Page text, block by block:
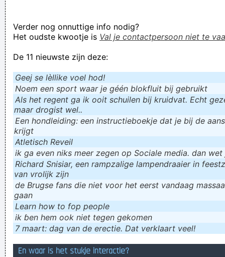
Verknoei je tijd op een nuttige manier!
Verder nog onnuttige info nodig?
Het oudste kwootje is Val je contactpersoon niet te
De 11 nieuwste zijn deze:
Geej se lèllike voel hod!
Noem een sport waar je géén blokfluit bij gebruikt
Als het regent ga ik ooit schuilen bij kruidvat. Echt
maar drogist wel..
Een hondleiding: een instructieboekje dat je bij de
krijgt
Atletisch Reveil
ik ga even niks meer zegen op Sociale media. dan
Richard Snisiar, een rampzalige lampendraaier in
van vrolijk zijn
de Brugse fans die niet voor het eerst vandaag
gaan
Learn how to fop people
ik ɓen hem ook niet tegen gekomen
7 maart: dag van de erectie. Dat verklaart veel!
En waar is het stukje interactie?